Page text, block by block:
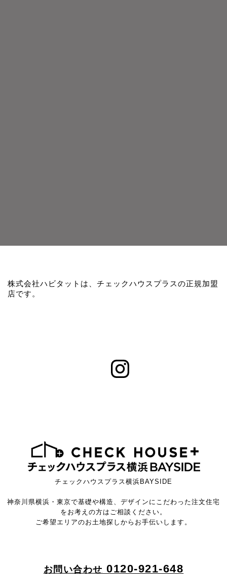
株式会社ハビタットは、チェックハウスプラスの正規加盟
店です。
チェックハウスプラス横浜BAYSIDE
神奈川県横浜・東京で基礎や構造、デザインにこだわった注文住宅
をお考えの方はご相談ください。
ご希望エリアのお土地探しからお手伝いします。
お問い合わせ 0120-921-648